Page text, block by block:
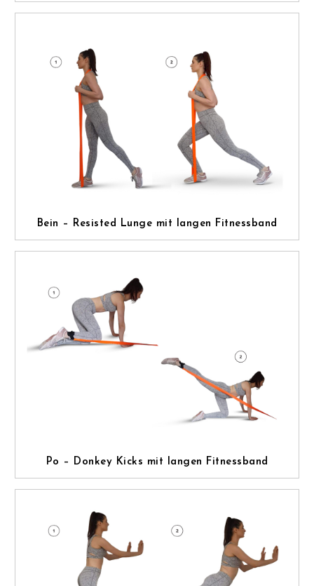
Bein – Resisted Lunge mit langen Fitnessband
Po – Donkey Kicks mit langen Fitnessband